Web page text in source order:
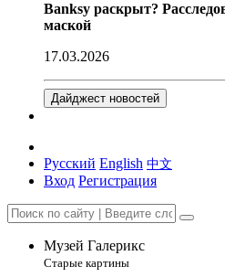
Banksy раскрыт?
маской
17.03.2026
Дайджест новостей
Русский English 中文
Вход Регистрация
Музей Галерикс
Старые картины